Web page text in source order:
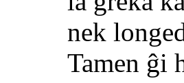
nek
Tamen ĝi